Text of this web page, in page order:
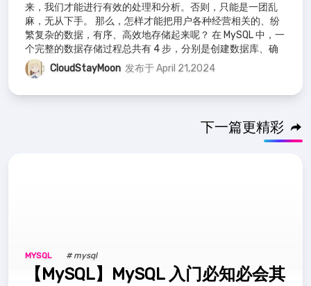
来，我们才能进行有效的处理和分析。否则，只能是一团乱
麻，无从下手。 那么，怎样才能把用户各种经营相关的、纷
繁复杂的数据，有序、高效地存储起来呢？ 在 MySQL 中，一
个完整的数据存储过程总共有 4 步，分别是创建数据库、确
认字段、创建数据表、插入数据。
CloudStayMoon 发布于 April 21,2024
下一篇更精彩
MYSQL # mysql
【MySQL】MySQL 入门必知必会其